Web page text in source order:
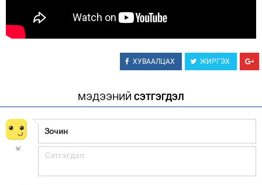
ХУВААЛЦАХ ЖИРГЭХ
МЭДЭЭНИЙ СЭТГЭГДЭЛ